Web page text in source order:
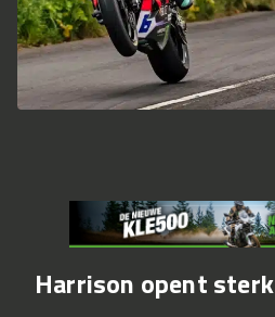
Harrison opent sterk